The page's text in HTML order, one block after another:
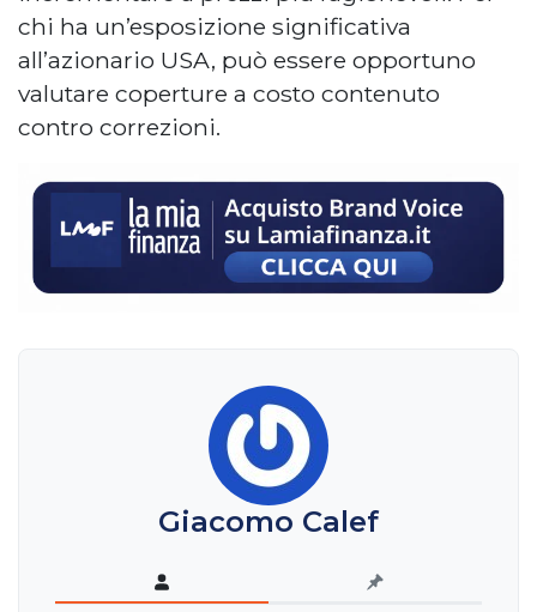
chi ha un’esposizione significativa
all’azionario USA, può essere opportuno
valutare coperture a costo contenuto
contro correzioni.
Giacomo Calef